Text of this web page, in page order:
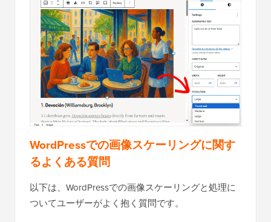
WordPressでの画像スケーリングに関す
るよくある質問
以下は、WordPressでの画像スケーリングと処理に
ついてユーザーがよく抱く質問です。